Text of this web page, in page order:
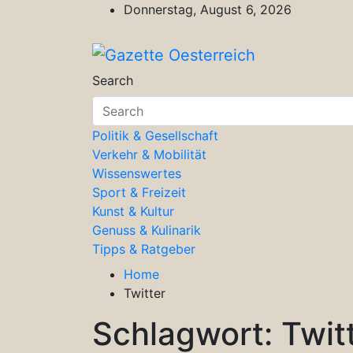
Donnerstag, August 6, 2026
Gazette Oesterreich
Magazin für Freizeit, Politik, Kultur
Search
Politik & Gesellschaft
Verkehr & Mobilität
Wissenswertes
Sport & Freizeit
Kunst & Kultur
Genuss & Kulinarik
Tipps & Ratgeber
Home
Twitter
Schlagwort: